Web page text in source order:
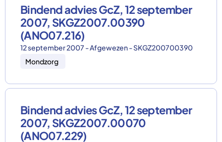
Bindend advies GcZ, 12 september
2007, SKGZ2007.00390
(ANO07.216)
12 september 2007 - Afgewezen - SKGZ200700390
Mondzorg
Bindend advies GcZ, 12 september
2007, SKGZ2007.00070
(ANO07.229)